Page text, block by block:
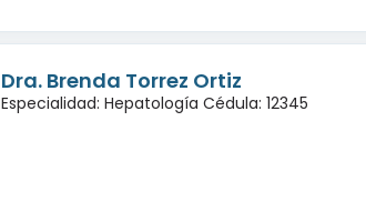
Dra. Brenda Torrez Ortiz
Especialidad: Hepatología Cédula: 12345